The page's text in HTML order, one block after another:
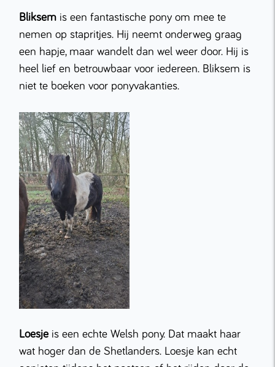
Bliksem is een fantastische pony om mee te
nemen op stapritjes. Hij neemt onderweg graag
een hapje, maar wandelt dan wel weer door. Hij is
heel lief en betrouwbaar voor iedereen. Bliksem is
niet te boeken voor ponyvakanties.
Loesje is een echte Welsh pony. Dat maakt haar
wat hoger dan de Shetlanders. Loesje kan echt